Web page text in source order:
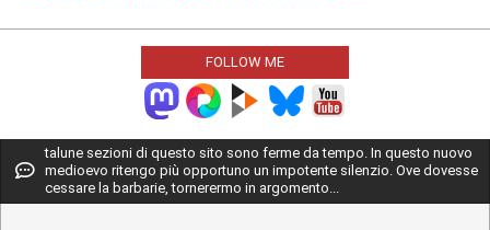
MAURIZIO
WEBLOG
FOLLOW ME
Primary
Navigation
Menu
talune sezioni di questo sito sono ferme da tempo. In questo nuovo
medioevo ritengo più opportuno un impotente silenzio. Ove dovesse
cessare la barbarie, tornerermo in argomento...